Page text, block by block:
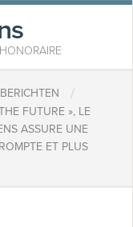
/
FUTURE », LE
ASSURE UNE
ET PLUS